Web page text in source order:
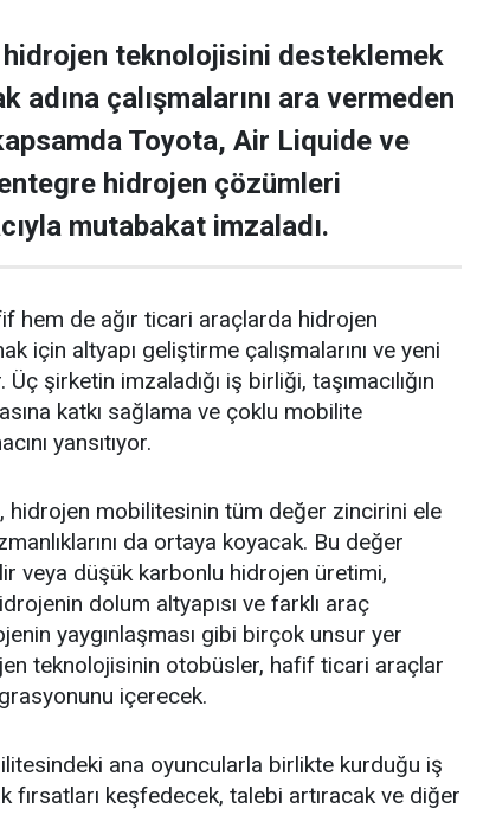
teknolojisini desteklemek
adına çalışmalarını ara vermeden
Toyota, Air Liquide ve
hidrojen çözümleri
mutabakat imzaladı.
hem de ağır ticari araçlarda hidrojen
için altyapı geliştirme çalışmalarını ve yeni
şirketin imzaladığı iş birliği, taşımacılığın
katkı sağlama ve çoklu mobilite
yansıtıyor.
hidrojen mobilitesinin tüm değer zincirini ele
da ortaya koyacak. Bu değer
veya düşük karbonlu hidrojen üretimi,
dolum altyapısı ve farklı araç
yaygınlaşması gibi birçok unsur yer
teknolojisinin otobüsler, hafif ticari araçlar
içerecek.
ana oyuncularla birlikte kurduğu iş
fırsatları keşfedecek, talebi artıracak ve diğer